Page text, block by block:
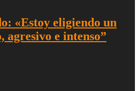
«Estoy eligiendo un
agresivo e intenso”